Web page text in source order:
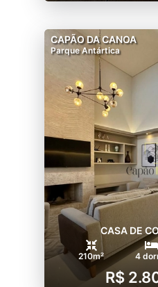
CAPÃO DA CANOA
Parque Antártica
CASA DE
210m² 4
R$